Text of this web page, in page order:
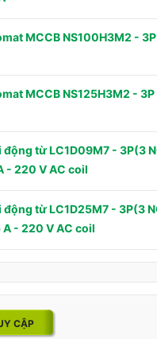
MCCB NS100H3M2 -
MCCB NS125H3M2 -
động từ LC1D09M7 - 3P(3
- 220 V AC coil
động từ LC1D25M7 - 3P(3
A - 220 V AC coil
CẬP